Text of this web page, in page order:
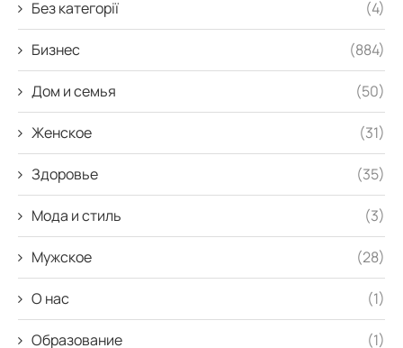
Без категорії (4)
Бизнес (884)
Дом и семья (50)
Женское (31)
Здоровье (35)
Мода и стиль (3)
Мужское (28)
О нас (1)
Образование (1)